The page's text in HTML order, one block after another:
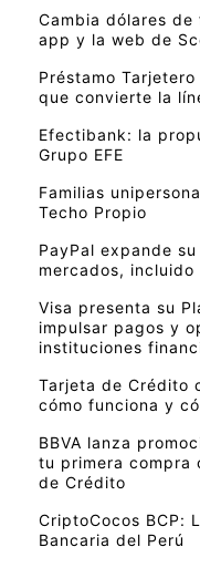
Cambia dólares
app y la web de
Préstamo
que convierte la
Efectibank: la
Grupo EFE
Familias
Techo Propio
PayPal expande
mercados, incluido
Visa presenta su
impulsar pagos y
instituciones
Tarjeta de Crédito
cómo funciona y
BBVA lanza
tu primera compra
de Crédito
CriptoCocos BCP:
Bancaria del Perú